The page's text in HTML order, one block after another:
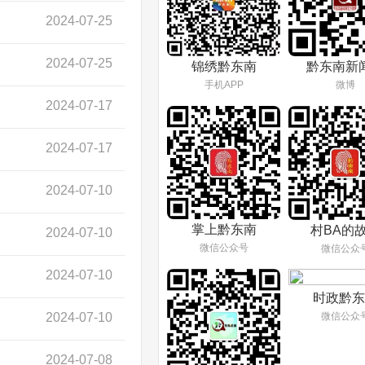
2024-07-25
2024-07-25
2024-07-17
2024-07-17
2024-07-10
2024-07-10
2024-07-10
2024-07-10
2024-07-08
锦绣黔东南
手机APP
黔东南新
微博
掌上黔东南
微信公众号
村BA的
微信公众
时政黔
微信公众